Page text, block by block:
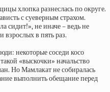
хлопка разнеслась по округе.
с суеверным страхом.
сидит!», не иначе – ведь не
в пять раз.
некоторые соседи косо
«выскочки» начальство
Но Мамлакат не собиралась
выполнить обещание перед